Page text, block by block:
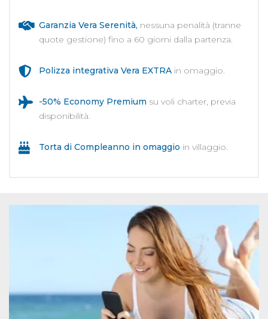
Garanzia Vera Serenità, nessuna penalità (tranne
quote gestione) fino a 60 giorni dalla partenza.
Polizza integrativa Vera EXTRA in omaggio.
-50% Economy Premium su voli charter, previa
disponibilità.
Torta di Compleanno in omaggio in villaggio.